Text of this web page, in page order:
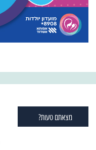
מצאתם טעות?